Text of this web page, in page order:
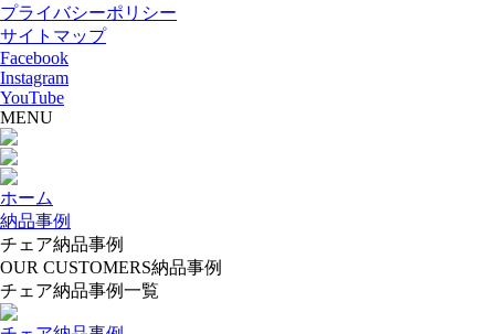
プライバシーポリシー
サイトマップ
Facebook
Instagram
YouTube
MENU
ホーム
納品事例
チェア納品事例
OUR CUSTOMERS納品事例
チェア納品事例一覧